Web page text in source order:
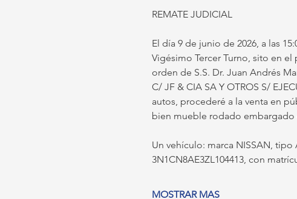
REMATE JUDICIAL
El día 9 de junio de 2026, a las
Vigésimo Tercer Turno, sito en el
orden de S.S. Dr. Juan Andrés
C/ JF & CIA SA Y OTROS S/
autos, procederé a la venta en
bien mueble rodado
Un vehículo: marca NISSAN, tipo
3N1CN8AE3ZL104413, con
MOSTRAR MAS